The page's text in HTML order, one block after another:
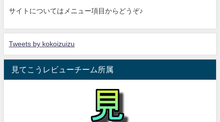
サイトについてはメニュー項目からどうぞ♪
Tweets by kokoizuizu
見てこうレビューチーム所属